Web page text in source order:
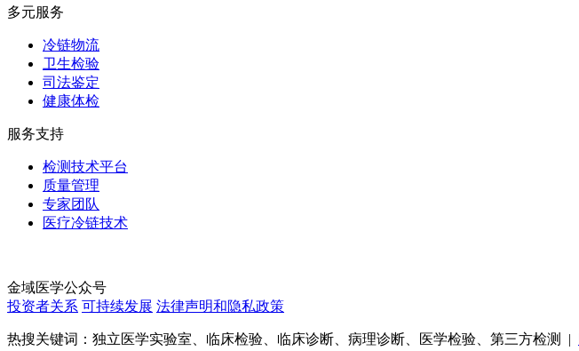
多元服务
冷链物流
卫生检验
司法鉴定
健康体检
服务支持
检测技术平台
质量管理
专家团队
医疗冷链技术
金域医学公众号
投资者关系 可持续发展 法律声明和隐私政策
热搜关键词：独立医学实验室、临床检验、临床诊断、病理诊断、医学检验、第三方检测 |